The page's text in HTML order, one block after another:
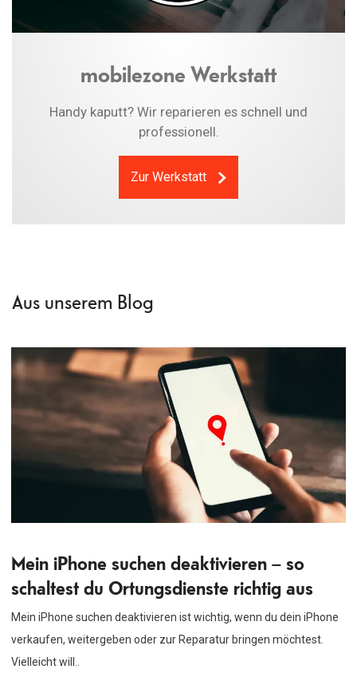
mobilezone Werkstatt
Handy kaputt? Wir reparieren es schnell und
professionell.
Zur Werkstatt
Aus unserem Blog
Mein iPhone suchen deaktivieren – so
schaltest du Ortungsdienste richtig aus
Mein iPhone suchen deaktivieren ist wichtig, wenn du dein iPhone
verkaufen, weitergeben oder zur Reparatur bringen möchtest.
Vielleicht will..